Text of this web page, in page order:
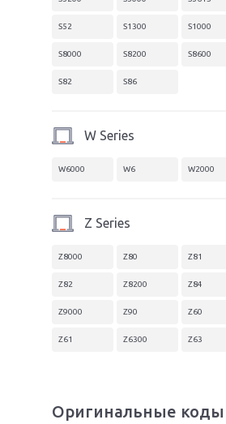
S52 S1300 S1000
S8000 S8200 S8600
S82 S86
W Series
W6000 W6 W2000
Z Series
Z8000 Z80 Z81
Z82 Z8200 Z84
Z9000 Z90 Z60
Z61 Z6300 Z63
Оригинальные коды